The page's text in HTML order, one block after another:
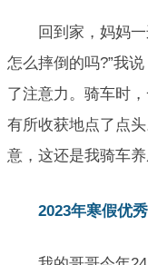
回到家，妈妈
怎么摔倒的吗?”我
了注意力。骑车时
有所收获地点了点
意，这还是我骑车
2023年寒假优